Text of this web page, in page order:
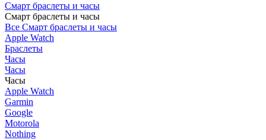
Смарт браслеты и часы
Смарт браслеты и часы
Все Смарт браслеты и часы
Apple Watch
Браслеты
Часы
Часы
Часы
Apple Watch
Garmin
Google
Motorola
Nothing